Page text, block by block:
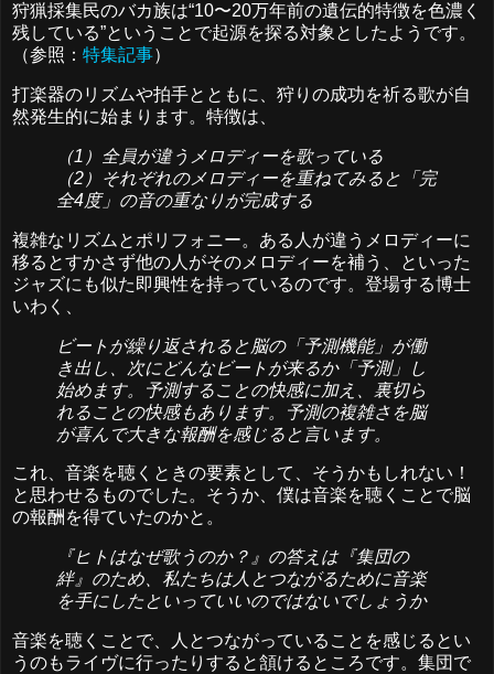
狩猟採集民のバカ族は“10〜20万年前の遺伝的特徴を色濃く
残している”ということで起源を探る対象としたようです。
（参照： 特集記事）
打楽器のリズムや拍手とともに、狩りの成功を祈る歌が自
然発生的に始まります。特徴は、
（1）全員が違うメロディーを歌っている
（2）それぞれのメロディーを重ねてみると「完
全4度」の音の重なりが完成する
複雑なリズムとポリフォニー。ある人が違うメロディーに
移るとすかさず他の人がそのメロディーを補う、といった
ジャズにも似た即興性を持っているのです。登場する博士
いわく、
ビートが繰り返されると脳の「予測機能」が働
き出し、次にどんなビートが来るか「予測」し
始めます。予測することの快感に加え、裏切ら
れることの快感もあります。予測の複雑さを脳
が喜んで大きな報酬を感じると言います。
これ、音楽を聴くときの要素として、そうかもしれない！
と思わせるものでした。そうか、僕は音楽を聴くことで脳
の報酬を得ていたのかと。
『ヒトはなぜ歌うのか？』の答えは『集団の
絆』のため、私たちは人とつながるために音楽
を手にしたといっていいのではないでしょうか
音楽を聴くことで、人とつながっていることを感じるとい
うのもライヴに行ったりすると頷けるところです。集団で